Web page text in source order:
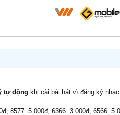
tự động khi cài bài hát vì đăng ký
8577: 5.000đ; 6366: 3.000đ; 6566: